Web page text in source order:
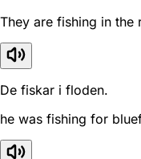
They are fishing in the
De fiskar i floden.
he was fishing for